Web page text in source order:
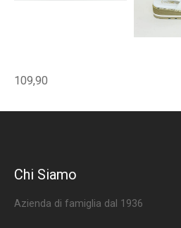
109,90
Chi Siamo
Azienda di famiglia dal 1936